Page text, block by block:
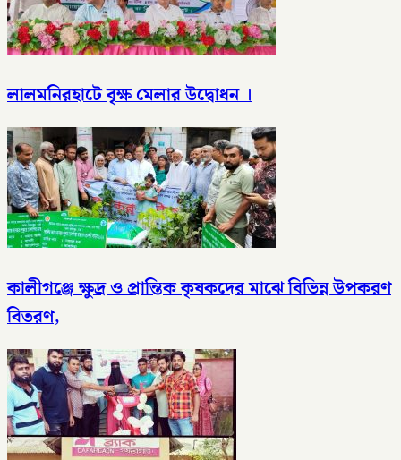
লালমনিরহাটে বৃক্ষ মেলার উদ্বোধন ।
কালীগঞ্জে ক্ষুদ্র ও প্রান্তিক কৃষকদের মাঝে বিভিন্ন উপকরণ
বিতরণ,